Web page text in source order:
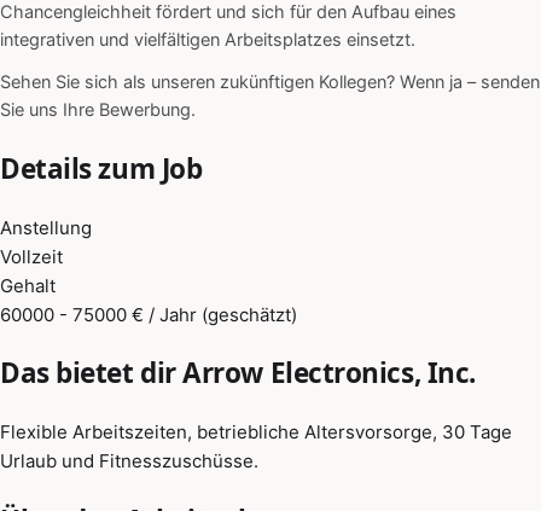
Chancengleichheit fördert und sich für den Aufbau eines
integrativen und vielfältigen Arbeitsplatzes einsetzt.
Sehen Sie sich als unseren zukünftigen Kollegen? Wenn ja – senden
Sie uns Ihre Bewerbung.
Details zum Job
Anstellung
Vollzeit
Gehalt
60000 - 75000 € / Jahr (geschätzt)
Das bietet dir Arrow Electronics, Inc.
Flexible Arbeitszeiten, betriebliche Altersvorsorge, 30 Tage
Urlaub und Fitnesszuschüsse.